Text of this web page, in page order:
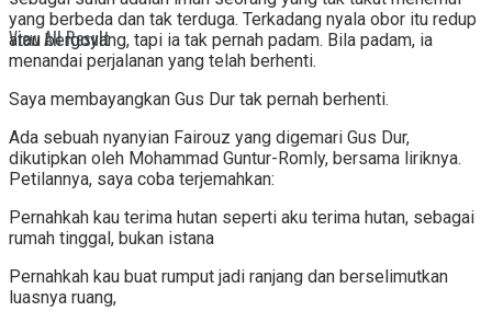
View All Result
yang berbeda dan tak terduga. Terkadang nyala obor itu redup
atau bergoyang, tapi ia tak pernah padam. Bila padam, ia
menandai perjalanan yang telah berhenti.
Saya membayangkan Gus Dur tak pernah berhenti.
Ada sebuah nyanyian Fairouz yang digemari Gus Dur,
dikutipkan oleh Mohammad Guntur-Romly, bersama liriknya.
Petilannya, saya coba terjemahkan:
Pernahkah kau terima hutan seperti aku terima hutan, sebagai
rumah tinggal, bukan istana
Pernahkah kau buat rumput jadi ranjang dan berselimutkan
luasnya ruang,